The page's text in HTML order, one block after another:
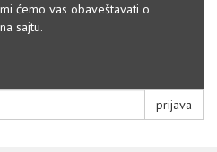
ćemo vas obaveštavati o
sajtu.
prijava